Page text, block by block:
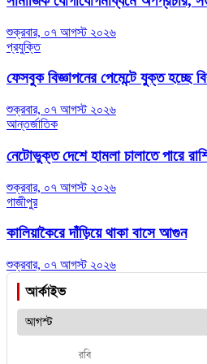
শুক্রবার, ০৭ আগস্ট ২০২৬
প্রযুক্তি
ফেসবুক বিজ্ঞাপনের পেমেন্টে যুক্ত হচ্ছে
শুক্রবার, ০৭ আগস্ট ২০২৬
আন্তর্জাতিক
নেটোভুক্ত দেশে হামলা চালাতে পারে
শুক্রবার, ০৭ আগস্ট ২০২৬
গাজীপুর
কালিয়াকৈরে দাঁড়িয়ে থাকা বাসে আগুন
শুক্রবার, ০৭ আগস্ট ২০২৬
আর্কাইভ
রবি